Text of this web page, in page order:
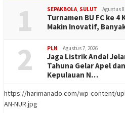
1 SEPAKBOLA, SULUT Agustus
Turnamen BU FC ke
Makin Inovatif,
2 PLN Agustus 7, 2026
Jaga Listrik Andal
Tahuna Gelar Apel
Kepulauan N…
https://harimanado.com/wp-content/
AN-NUR.jpg